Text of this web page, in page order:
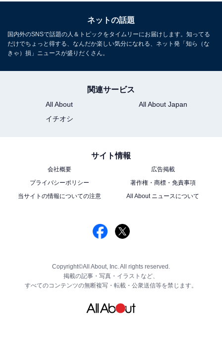
ネットの話題
国内外のSNSで話題の人＆トピックをタイムリーにお届けします。知ってる
だけでちょっと得する、なんだか楽しい気分になれる、ネット発「知ら（な
きゃ）損」ニュースが盛りだくさん。
関連サービス
All About
All About Japan
イチオシ
サイト情報
会社概要
広告掲載
プライバシーポリシー
著作権・商標・免責事項
当サイトの情報についての注意
All About ニュースについて
Copyright©All About, Inc. All rights reserved.
掲載の記事・写真・イラストなど、
すべてのコンテンツの無断複写・転載・公衆送信等を禁じます。